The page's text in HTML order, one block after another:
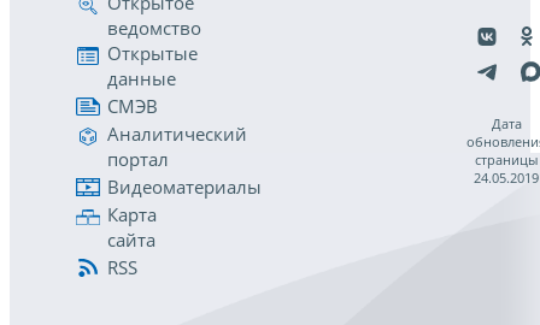
ведомство
Открытые
данные
СМЭВ
Аналитический
портал
Видеоматериалы
Карта
сайта
RSS
Дата
страницы
24.05.2019